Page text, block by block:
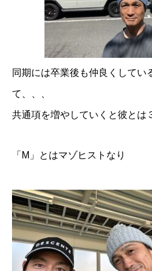
同期には卒業後も仲良くしてい
て、、、
共通項を増やしていくと彼とは
「M」とはマゾヒストなり